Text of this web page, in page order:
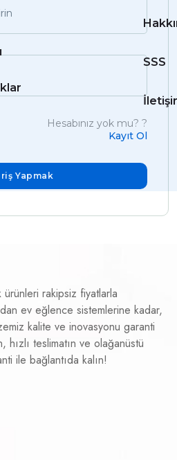
SSS
Hesabınız yok mu? ?
Kayıt Ol
Yapmak
rakipsiz fiyatlarla
ev eğlence sistemlerine kadar,
kalite ve inovasyonu garanti
hızlı teslimatın ve olağanüstü
ile bağlantıda kalın!